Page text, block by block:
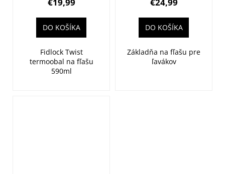
€19,99
DO KOŠÍKA
Fidlock Twist
termoobal na fľašu
590ml
€24,99
DO KOŠÍKA
Základňa na fľašu pre
ľavákov